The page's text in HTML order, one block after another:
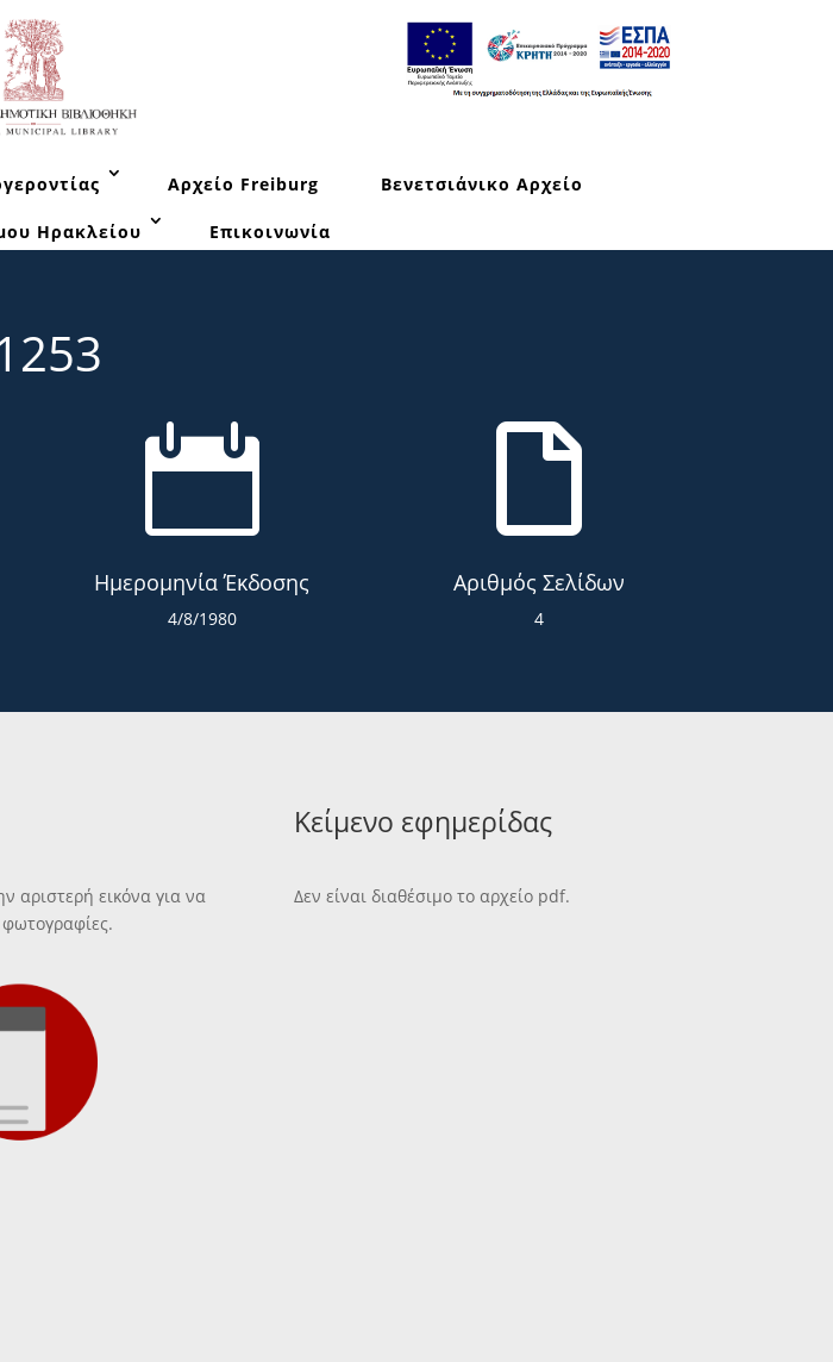
Αρχείο Freiburg Βενετσιάνικο Αρχείο
Ηρακλείου Επικοινωνία

Ημερομηνία Έκδοσης
4/8/1980

Αριθμός Σελίδων
4
αριστερή εικόνα για να
φωτογραφίες.
Κείμενο εφημερίδας
Δεν είναι διαθέσιμο το αρχείο pdf.